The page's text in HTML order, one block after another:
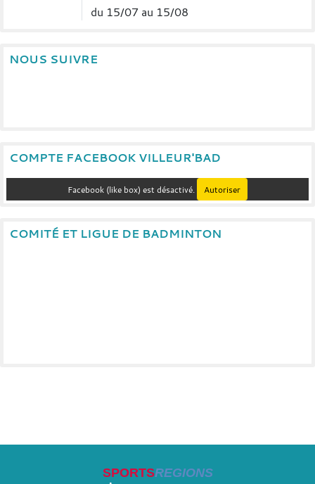
du 15/07 au 15/08
NOUS SUIVRE
COMPTE FACEBOOK VILLEUR'BAD
Facebook (like box) est désactivé. Autoriser
COMITÉ ET LIGUE DE BADMINTON
SPORTSREGIONS